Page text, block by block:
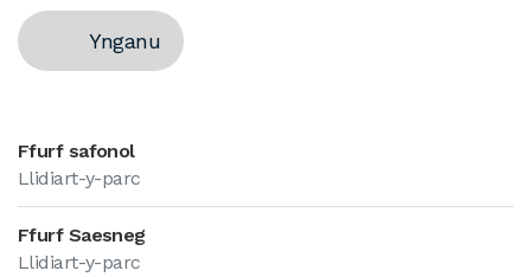
Ynganu
Ffurf safonol
Llidiart-y-parc
Ffurf Saesneg
Llidiart-y-parc